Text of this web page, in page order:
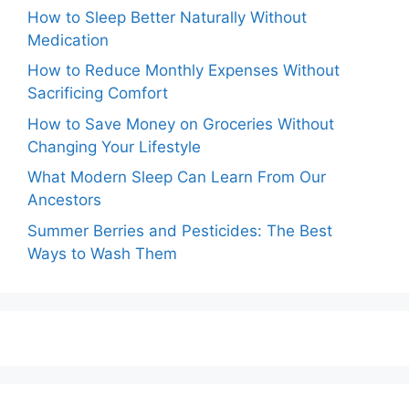
How to Sleep Better Naturally Without
Medication
How to Reduce Monthly Expenses Without
Sacrificing Comfort
How to Save Money on Groceries Without
Changing Your Lifestyle
What Modern Sleep Can Learn From Our
Ancestors
Summer Berries and Pesticides: The Best
Ways to Wash Them